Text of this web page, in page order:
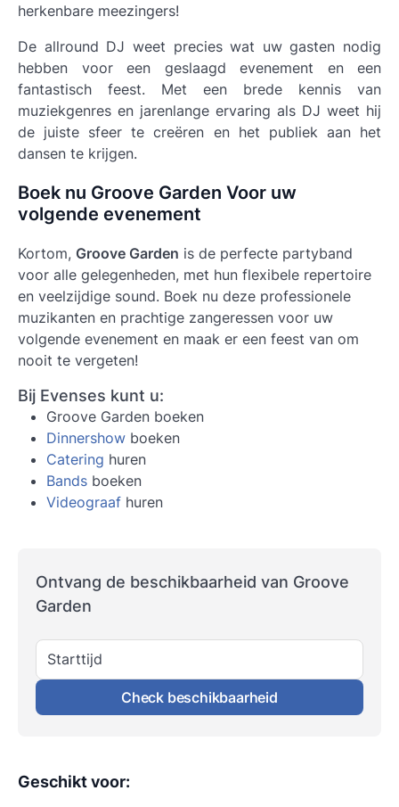
herkenbare meezingers!
De allround DJ weet precies wat uw gasten nodig
hebben voor een geslaagd evenement en een
fantastisch feest. Met een brede kennis van
muziekgenres en jarenlange ervaring als DJ weet hij
de juiste sfeer te creëren en het publiek aan het
dansen te krijgen.
Boek nu Groove Garden Voor uw
volgende evenement
Kortom, Groove Garden is de perfecte partyband
voor alle gelegenheden, met hun flexibele repertoire
en veelzijdige sound. Boek nu deze professionele
muzikanten en prachtige zangeressen voor uw
volgende evenement en maak er een feest van om
nooit te vergeten!
Bij Evenses kunt u:
Groove Garden boeken
Dinnershow boeken
Catering huren
Bands boeken
Videograaf huren
Ontvang de beschikbaarheid van Groove
Garden
Starttijd
Check beschikbaarheid
Geschikt voor: